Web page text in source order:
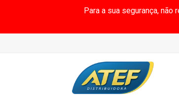
Para a sua segurança,